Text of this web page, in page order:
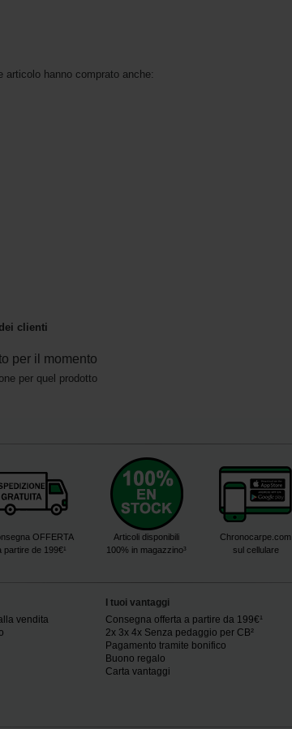
articolo hanno comprato anche:
clienti
per il momento
per quel prodotto
OFFERTA
partire de 199€¹
Articoli disponibili
100% in magazzino³
Chronocarpe.com
sul cellulare
vendita
I tuoi vantaggi
Consegna offerta a partire da 199€¹
2x 3x 4x Senza pedaggio per CB²
Pagamento tramite bonifico
Buono regalo
Carta vantaggi